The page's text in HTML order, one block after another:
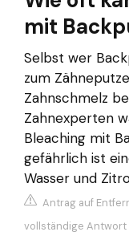
mit
Selbst wer
zum
Zahnschmelz
Zahnexperten
Bleaching mit
gefährlich ist
Wasser und
Antrag auf
vollständige